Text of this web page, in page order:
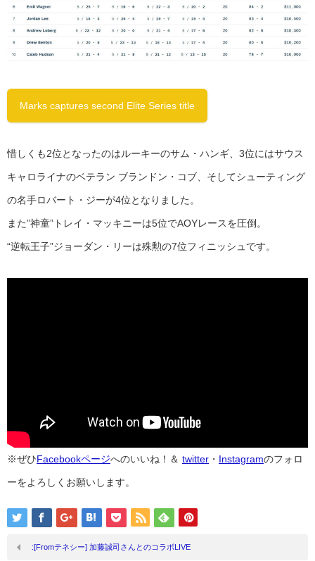
Marks captures second Elite Series title
惜しくも2位となったのはルーキーのサム・ハンギ、3位にはサウス
キャロライナのベテラン ブランドン・コブ、そしてシューティング
の名手ロバート・ジーが4位となりました。
また”神童”トレイ・マッキニーは5位でAOYレースを圧倒。
“逆転王子”ジョーダン・リーは殊勲の7位フィニッシュです。
※ぜひFacebookページへのいいね！＆ twitter ・ Instagramのフォロ
ーをよろしくお願いします。
:[Fromテネシー] 加藤誠司さんとのコラボLIVE